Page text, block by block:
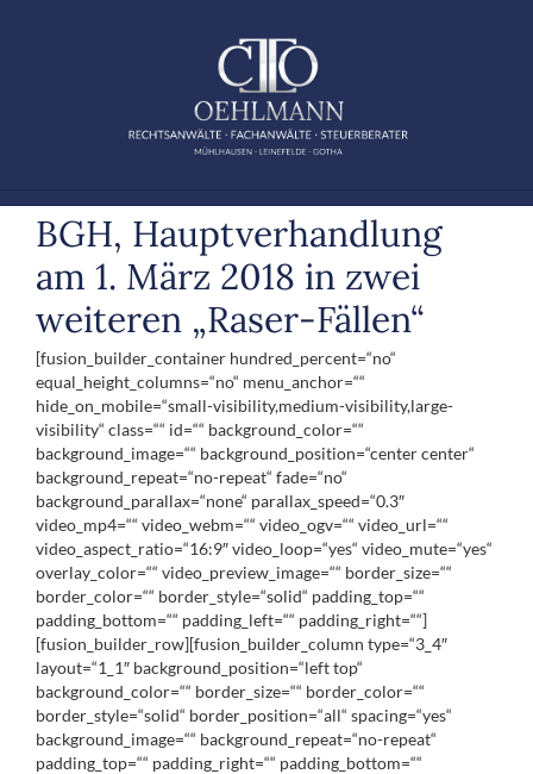
BGH, Hauptverhandlung
am 1. März 2018 in zwei
weiteren „Raser-Fällen“
[fusion_builder_container hundred_percent=“no“
equal_height_columns=“no“ menu_anchor=““
hide_on_mobile=“small-visibility,medium-visibility,large-
visibility“ class=““ id=““ background_color=““
background_image=““ background_position=“center center“
background_repeat=“no-repeat“ fade=“no“
background_parallax=“none“ parallax_speed=“0.3″
video_mp4=““ video_webm=““ video_ogv=““ video_url=““
video_aspect_ratio=“16:9″ video_loop=“yes“ video_mute=“yes“
overlay_color=““ video_preview_image=““ border_size=““
border_color=““ border_style=“solid“ padding_top=““
padding_bottom=““ padding_left=““ padding_right=““]
[fusion_builder_row][fusion_builder_column type=“3_4″
layout=“1_1″ background_position=“left top“
background_color=““ border_size=““ border_color=““
border_style=“solid“ border_position=“all“ spacing=“yes“
background_image=““ background_repeat=“no-repeat“
padding_top=““ padding_right=““ padding_bottom=““